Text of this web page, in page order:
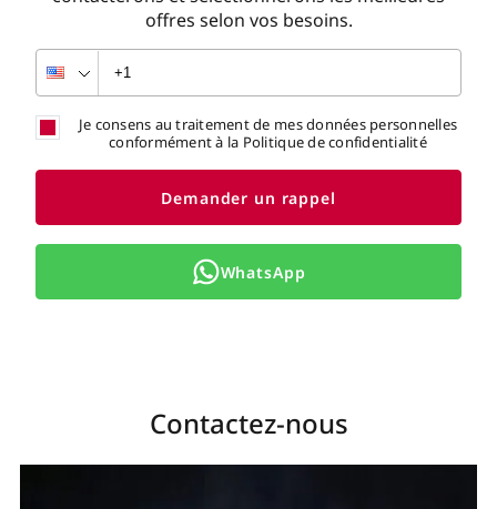
offres selon vos besoins.
Je consens au traitement de mes données personnelles
conformément à la Politique de confidentialité
Demander un rappel
WhatsApp
Contactez-nous